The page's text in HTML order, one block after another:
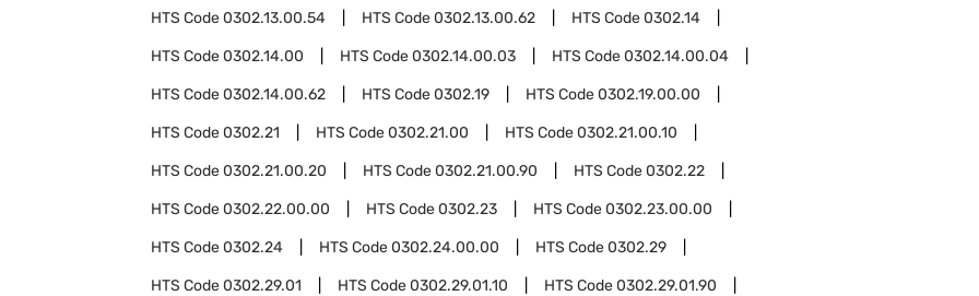
HTS Code0302.13.00.54 HTS Code0302.13.00.62 HTS Code0302.14
HTS Code0302.14.00 HTS Code0302.14.00.03 HTS Code0302.14.00.04
HTS Code0302.14.00.62 HTS Code0302.19 HTS Code0302.19.00.00
HTS Code0302.21 HTS Code0302.21.00 HTS Code0302.21.00.10
HTS Code0302.21.00.20 HTS Code0302.21.00.90 HTS Code0302.22
HTS Code0302.22.00.00 HTS Code0302.23 HTS Code0302.23.00.00
HTS Code0302.24 HTS Code0302.24.00.00 HTS Code0302.29
HTS Code0302.29.01 HTS Code0302.29.01.10 HTS Code0302.29.01.90